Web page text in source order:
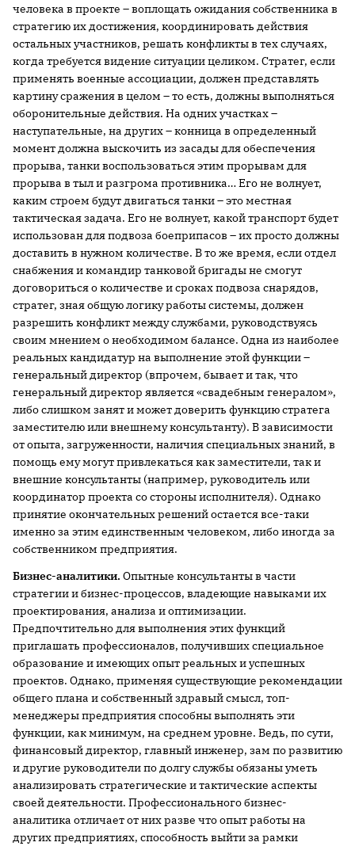
человека в проекте – воплощать ожидания собственника в
стратегию их достижения, координировать действия
остальных участников, решать конфликты в тех случаях,
когда требуется видение ситуации целиком. Стратег, если
применять военные ассоциации, должен представлять
картину сражения в целом – то есть, должны выполняться
оборонительные действия. На одних участках –
наступательные, на других – конница в определенный
момент должна выскочить из засады для обеспечения
прорыва, танки воспользоваться этим прорывам для
прорыва в тыл и разгрома противника… Его не волнует,
каким строем будут двигаться танки – это местная
тактическая задача. Его не волнует, какой транспорт будет
использован для подвоза боеприпасов – их просто должны
доставить в нужном количестве. В то же время, если отдел
снабжения и командир танковой бригады не смогут
договориться о количестве и сроках подвоза снарядов,
стратег, зная общую логику работы системы, должен
разрешить конфликт между службами, руководствуясь
своим мнением о необходимом балансе. Одна из наиболее
реальных кандидатур на выполнение этой функции –
генеральный директор (впрочем, бывает и так, что
генеральный директор является «свадебным генералом»,
либо слишком занят и может доверить функцию стратега
заместителю или внешнему консультанту). В зависимости
от опыта, загруженности, наличия специальных знаний, в
помощь ему могут привлекаться как заместители, так и
внешние консультанты (например, руководитель или
координатор проекта со стороны исполнителя). Однако
принятие окончательных решений остается все-таки
именно за этим единственным человеком, либо иногда за
собственником предприятия.
Бизнес-аналитики. Опытные консультанты в части
стратегии и бизнес-процессов, владеющие навыками их
проектирования, анализа и оптимизации.
Предпочтительно для выполнения этих функций
приглашать профессионалов, получивших специальное
образование и имеющих опыт реальных и успешных
проектов. Однако, применяя существующие рекомендации
общего плана и собственный здравый смысл, топ-
менеджеры предприятия способны выполнять эти
функции, как минимум, на среднем уровне. Ведь, по сути,
финансовый директор, главный инженер, зам по развитию
и другие руководители по долгу службы обязаны уметь
анализировать стратегические и тактические аспекты
своей деятельности. Профессионального бизнес-
аналитика отличает от них разве что опыт работы на
других предприятиях, способность выйти за рамки